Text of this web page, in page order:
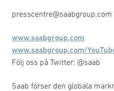
presscentre@saabgroup.com
www.saabgroup.com
www.saabgroup.com/
Följ oss på Twitter: @saab
Saab förser den globala